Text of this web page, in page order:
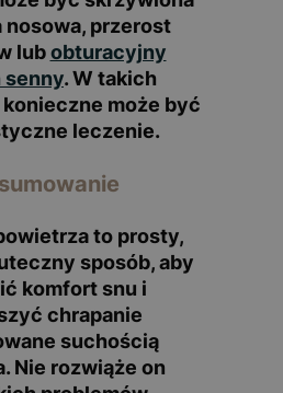
nosowa, przerost
lubobturacyjny
senny. W takich
może być
leczenie.
to prosty,
sposób, aby
komfort snu i
chrapanie
suchością
Nie rozwiąże on